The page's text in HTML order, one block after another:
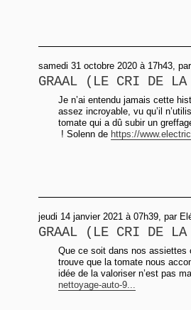
samedi 31 octobre 2020 à 17h43,
GRAAL (LE CRI DE
Je n’ai entendu jamais cette
assez incroyable, vu qu’il
tomate qui a dû subir un
! Solenn de https://
jeudi 14 janvier 2021 à 07h39, par
GRAAL (LE CRI DE
Que ce soit dans nos assiettes
trouve que la tomate nous
idée de la valoriser n’est pas
nettoyage-auto-9...